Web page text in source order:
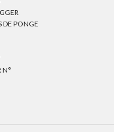
DE PONGE
N°